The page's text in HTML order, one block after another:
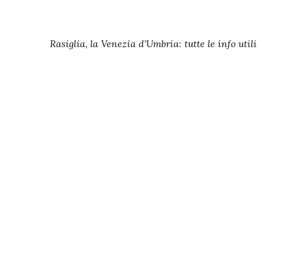
Rasiglia, la Venezia d’Umbria: tutte le info utili